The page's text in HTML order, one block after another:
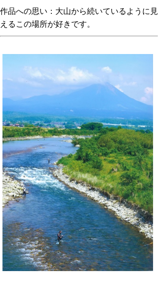
作品への思い：大山から続いているように見
えるこの場所が好きです。